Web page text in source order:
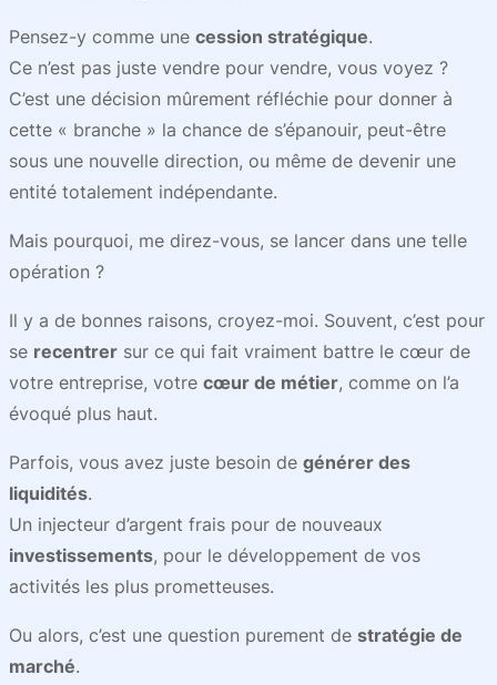
Pensez-y comme une cession stratégique.
Ce n’est pas juste vendre pour vendre, vous voyez ?
C’est une décision mûrement réfléchie pour donner à
cette « branche » la chance de s’épanouir, peut-être
sous une nouvelle direction, ou même de devenir une
entité totalement indépendante.
Mais pourquoi, me direz-vous, se lancer dans une telle
opération ?
Il y a de bonnes raisons, croyez-moi. Souvent, c’est pour
se recentrer sur ce qui fait vraiment battre le cœur de
votre entreprise, votre cœur de métier, comme on l’a
évoqué plus haut.
Parfois, vous avez juste besoin de générer des
liquidités.
Un injecteur d’argent frais pour de nouveaux
investissements, pour le développement de vos
activités les plus prometteuses.
Ou alors, c’est une question purement de stratégie de
marché.